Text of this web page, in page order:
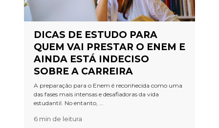
DICAS DE ESTUDO PARA
QUEM VAI PRESTAR O ENEM E
AINDA ESTÁ INDECISO
SOBRE A CARREIRA
A preparação para o Enem é reconhecida como uma
das fases mais intensas e desafiadoras da vida
estudantil. No entanto, ...
6 min de leitura